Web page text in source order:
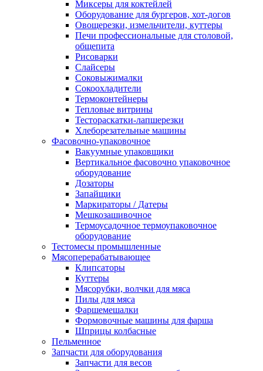
Миксеры для коктейлей
Оборудование для бургеров, хот-догов
Овощерезки, измельчители, куттеры
Печи профессиональные для столовой,
общепита
Рисоварки
Слайсеры
Соковыжималки
Сокоохладители
Термоконтейнеры
Тепловые витрины
Тестораскатки-лапшерезки
Хлеборезательные машины
Фасовочно-упаковочное
Вакуумные упаковщики
Вертикальное фасовочно упаковочное
оборудование
Дозаторы
Запайщики
Маркираторы / Датеры
Мешкозашивочное
Термоусадочное термоупаковочное
оборудование
Тестомесы промышленные
Мясоперерабатывающее
Клипсаторы
Куттеры
Мясорубки, волчки для мяса
Пилы для мяса
Фаршемешалки
Формовочные машины для фарша
Шприцы колбасные
Пельменное
Запчасти для оборудования
Запчасти для весов